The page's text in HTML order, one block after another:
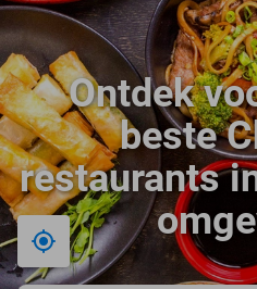
7 dagen per
10+
Ontdek
Ontdek
beste
restaurants
Bij mij in de buurt